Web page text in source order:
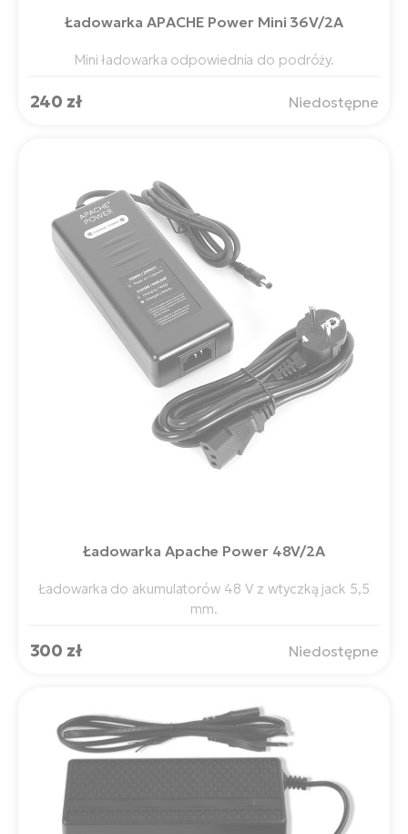
Ładowarka APACHE Power Mini 36V/2A
Mini ładowarka odpowiednia do podróży.
240 zł Niedostępne
Ładowarka Apache Power 48V/2A
Ładowarka do akumulatorów 48 V z wtyczką jack 5,5
mm.
300 zł Niedostępne